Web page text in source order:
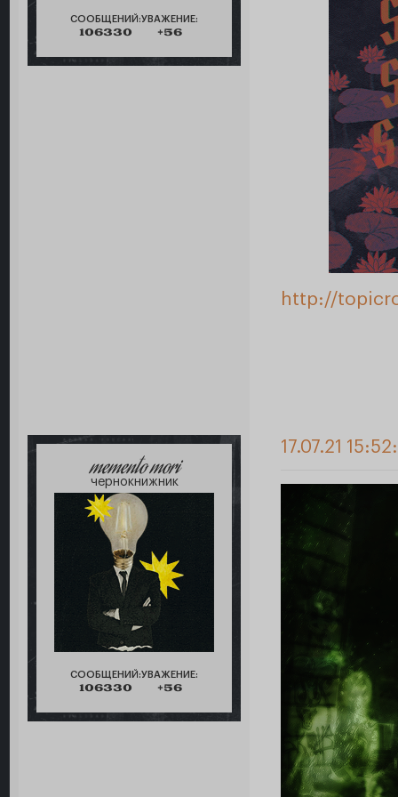
СООБЩЕНИЙ:
106330
УВАЖЕНИЕ:
+56
http://
memento mori
чернокнижник
СООБЩЕНИЙ:
106330
УВАЖЕНИЕ:
+56
17.07.21